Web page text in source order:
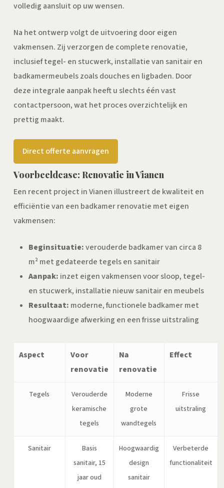
volledig aansluit op uw wensen.
Na het ontwerp volgt de uitvoering door eigen
vakmensen. Zij verzorgen de complete renovatie,
inclusief tegel- en stucwerk, installatie van sanitair en
badkamermeubels zoals douches en ligbaden. Door
deze integrale aanpak heeft u slechts één vast
contactpersoon, wat het proces overzichtelijk en
prettig maakt.
Direct offerte aanvragen
Voorbeeldcase: Renovatie in Vianen
Een recent project in Vianen illustreert de kwaliteit en
efficiëntie van een badkamer renovatie met eigen
vakmensen:
Beginsituatie:verouderde badkamer van circa 8
m² met gedateerde tegels en sanitair
Aanpak: inzet eigen vakmensen voor sloop, tegel-
en stucwerk, installatie nieuw sanitair en meubels
Resultaat: moderne, functionele badkamer met
hoogwaardige afwerking en een frisse uitstraling
Aspect
Voor
renovatie
Na
renovatie
Effect
Tegels
Verouderde
keramische
tegels
Moderne
grote
wandtegels
Frisse
uitstraling
Sanitair
Basis
sanitair, 15
jaar oud
Hoogwaardig
design
sanitair
Verbeterde
functionaliteit